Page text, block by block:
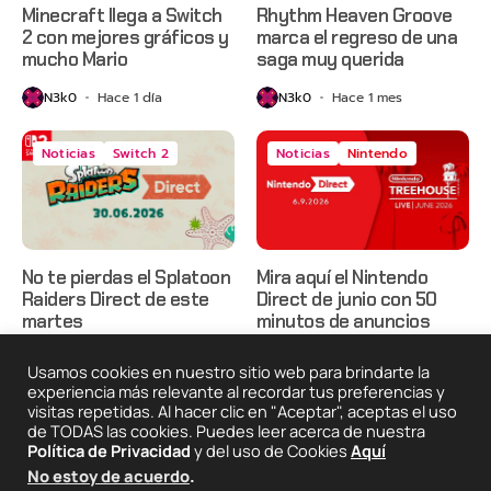
Minecraft llega a Switch
2 con mejores gráficos y
mucho Mario
N3k0 Hace 1 día
Rhythm Heaven Groove
marca el regreso de una
saga muy querida
N3k0 Hace 1 mes
Noticias Switch 2
No te pierdas el Splatoon
Raiders Direct de este
martes
Noticias Nintendo
Mira aquí el Nintendo
Direct de junio con 50
minutos de anuncios
2025 © Degeneraciónx.com | Anime, Games & Nothing
Else
Quiénes
Condiciones De
Usamos cookies en nuestro sitio web para brindarte la
experiencia más relevante al recordar tus preferencias y
visitas repetidas. Al hacer clic en "Aceptar", aceptas el uso
de TODAS las cookies. Puedes leer acerca de nuestra
Política de Privacidad y del uso de Cookies Aquí
No estoy de acuerdo.